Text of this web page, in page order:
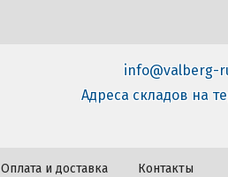
info@valberg-
Адреса складов на
Оплата и доставка Контакты